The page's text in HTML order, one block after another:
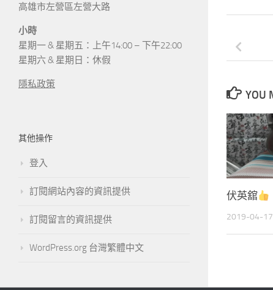
YOU
伏英舘
2019-04-17
高雄市左營區左營大路
小時
星期一 & 星期五：上午14:00 – 下午22:00
星期六 & 星期日：休假
隱私政策
其他操作
登入
訂閱網站內容的資訊提供
訂閱留言的資訊提供
WordPress.org 台灣繁體中文